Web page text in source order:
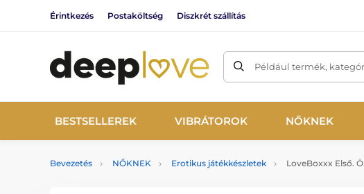
Érintkezés Postaköltség Diszkrét szállítás
Például termék,
BESTSELLEREK VIBRÁTOROK NŐKNEK
Bevezetés NŐKNEK Erotikus játékkészletek LoveBoxxx Első.